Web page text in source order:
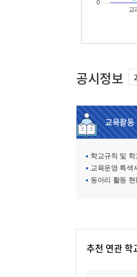
공시정보
교육활동
학교규칙 및
교육운영 특색
동아리 활동 현
추천 연관 학